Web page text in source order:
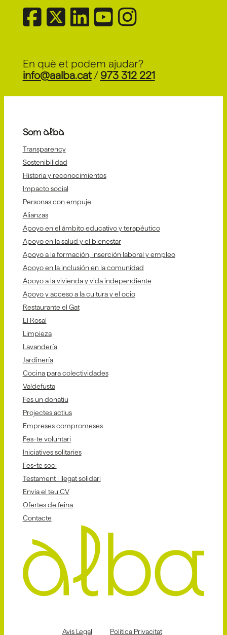
En què et podem ajudar?
info@aalba.cat/ 973 312 221
Som alba
Transparency
Sostenibilidad
Historia y reconocimientos
Impacto social
Personas con empuje
Alianzas
Apoyo en el ámbito educativo y terapéutico
Apoyo en la salud y el bienestar
Apoyo a la formación, inserción laboral y empleo
Apoyo en la inclusión en la comunidad
Apoyo a la vivienda y vida independiente
Apoyo y acceso a la cultura y el ocio
Restaurante el Gat
El Rosal
Limpieza
Lavandería
Jardinería
Cocina para colectividades
Va!defusta
Fes un donatiu
Projectes actius
Empreses compromeses
Fes-te voluntari
Iniciatives solitaries
Fes-te soci
Testament i llegat solidari
Envia el teu CV
Ofertes de feina
Contacte
Avis Legal Politica Privacitat